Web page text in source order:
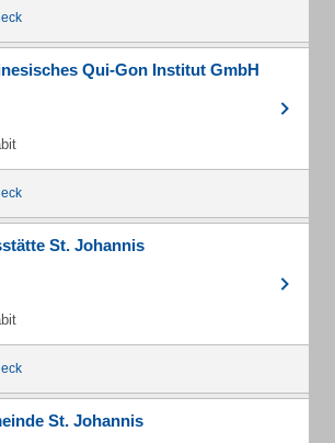
Qui-Gon Institut GmbH
St. Johannis
St. Johannis